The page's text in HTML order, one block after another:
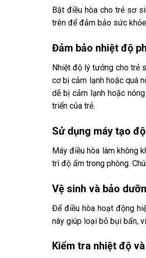
Bật điều hòa cho trẻ sơ
trên để đảm bảo sức
Đảm bảo nhiệt độ
Nhiệt độ lý tưởng cho trẻ
cơ bị cảm lạnh hoặc quá
dễ bị cảm lạnh hoặc
triển của trẻ.
Sử dụng máy tạo
Máy điều hòa làm không
trì độ ẩm trong phòng.
Vệ sinh và bảo
Để điều hòa hoạt động
này giúp loại bỏ bụi bẩn,
Kiểm tra nhiệt độ